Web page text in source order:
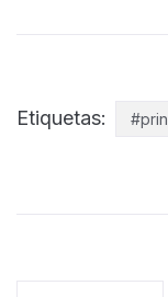
Etiquetas: